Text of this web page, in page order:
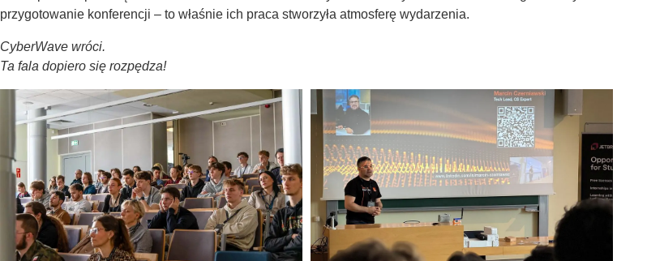
przygotowanie konferencji – to właśnie ich praca stworzyła atmosferę wydarzenia.
CyberWave wróci.
Ta fala dopiero się rozpędza!